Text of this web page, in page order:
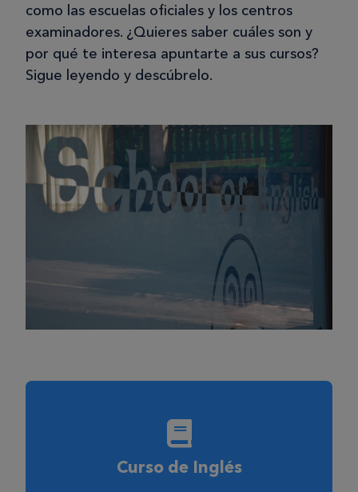
como las escuelas oficiales y los centros
examinadores. ¿Quieres saber cuáles son y
por qué te interesa apuntarte a sus cursos?
Sigue leyendo y descúbrelo.
Curso de Inglés